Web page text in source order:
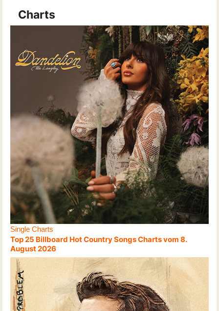
Charts
Single Charts
Top 25 Billboard Hot Country Songs Charts vom 8.
August 2026